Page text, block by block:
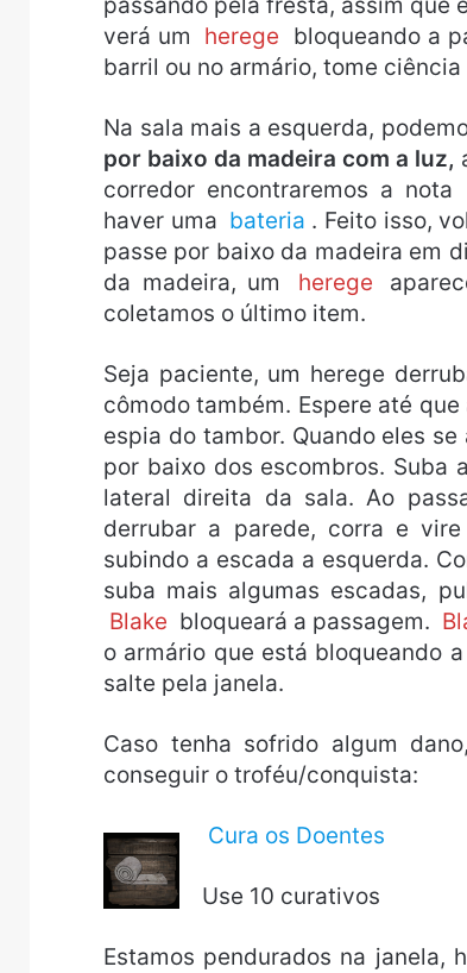
passando pela fresta, assim que
verá um
herege
bloqueando a
barril ou no armário, tome ciência
Na sala mais a esquerda,
por baixo da madeira com a luz,
corredor encontraremos a nota
haver uma bateria . Feito isso,
passe por baixo da madeira em
da madeira, um
herege
coletamos o último item.
Seja paciente, um herege
cômodo também. Espere até
espia do tambor. Quando eles
por baixo dos escombros. Suba
lateral direita da sala. Ao
derrubar a parede, corra e
subindo a escada a esquerda.
suba mais algumas escadas,
Blake bloqueará a passagem.
o armário que está bloqueando
salte pela janela.
Caso tenha sofrido algum
conseguir o troféu/conquista:
Cura os Doentes
Use 10 curativos
Estamos pendurados na janela,